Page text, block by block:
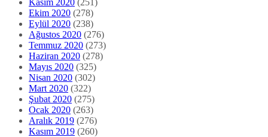
Ekim 2020 (278)
Eylül 2020 (238)
Ağustos 2020 (276)
Temmuz 2020 (273)
Haziran 2020 (278)
Mayıs 2020 (325)
Nisan 2020 (302)
Mart 2020 (322)
Şubat 2020 (275)
Ocak 2020 (263)
Aralık 2019 (276)
Kasım 2019 (260)